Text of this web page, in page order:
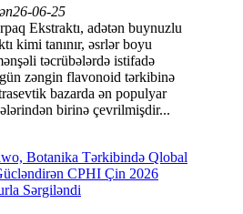
26-06-25
Ekstraktı, adətən buynuzlu
kimi tanınır, əsrlər boyu
təcrübələrdə istifadə
zəngin flavonoid tərkibinə
bazarda ən populyar
birinə çevrilmişdir...